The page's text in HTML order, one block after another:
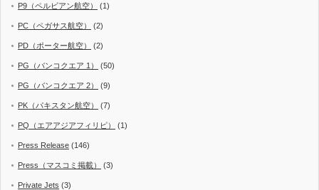
P9（ペルビアン航空） (1)
PC（ペガサス航空） (2)
PD（ポーター航空） (2)
PG（バンコクエア 1） (50)
PG（バンコクエア 2） (9)
PK（パキスタン航空） (7)
PQ（エアアジアフィリピ） (1)
Press Release (146)
Press（マスコミ掲載） (3)
Private Jets (3)